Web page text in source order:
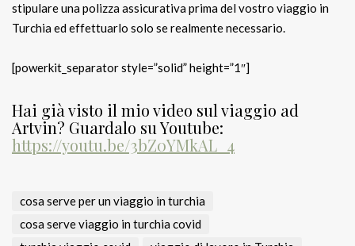
stipulare una polizza assicurativa prima del vostro viaggio in
Turchia ed effettuarlo solo se realmente necessario.
[powerkit_separator style=”solid” height=”1″]
Hai già visto il mio video sul viaggio ad
Artvin? Guardalo su Youtube:
https://youtu.be/3bZ0YMkAL_4
cosa serve per un viaggio in turchia
cosa serve viaggio in turchia covid